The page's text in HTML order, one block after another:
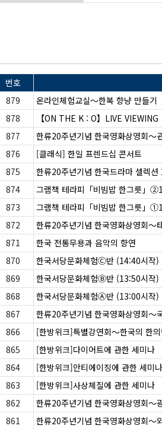
번호
879
온라인체험교실〜한복 향냥 만들기
878
【ON THE K : O】LIVE VIEWING
877
한류20주년기념 한국영화상영회〜
876
[클래식] 한일 프렌드십 콘서트
875
한류20주년기념 한국드라마 셀렉
874
그램책 테라피「비빔밥 한그릇」
873
그램책 테라피「비빔밥 한그릇」
872
한류20주년기념 한국영화상영회〜
871
한국 전통무용과 음악의 향연
870
한국서당문화체험Ⓒ반 (14:40시작)
869
한국서당문화체험Ⓑ반 (13:50시작)
868
한국서당문화체험Ⓐ반 (13:00시작)
867
한류20주년기념 한국영화상영회〜
866
[한방위크]특별강연회〜한국의 한
865
[한방위크]다이어트에 관한 세미나
864
[한방위크]안티에이징에 관한 세미나
863
[한방위크]사상체질에 관한 세미나
862
한류20주년기념 한국영화상영회〜
861
한류20주년기념 한국영화상영회〜